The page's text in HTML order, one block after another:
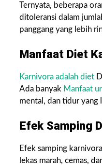
Ternyata, beberapa
ditoleransi dalam
panggang yang lebih
Manfaat Diet
Karnivora adalah diet
Ada banyak Manfaat
mental, dan tidur yang
Efek Samping
Efek samping karnivora
lekas marah, cemas,